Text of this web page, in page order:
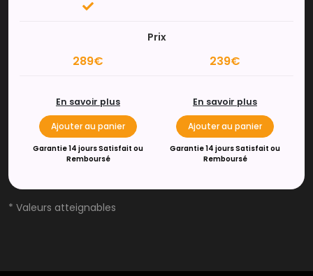
Prix
289€ 239€
En savoir plus
Ajouter au panier
Garantie 14 jours Satisfait ou
Remboursé
En savoir plus
Ajouter au panier
Garantie 14 jours Satisfait ou
Remboursé
* Valeurs atteignables